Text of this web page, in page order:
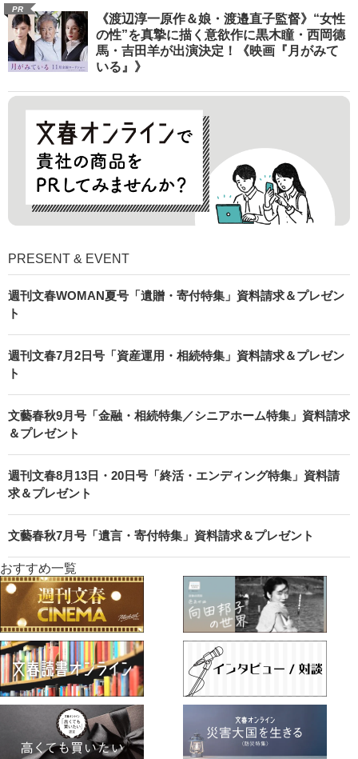
PR
《渡辺淳一原作＆娘・渡邉直子監督》“女性
の性”を真摯に描く意欲作に黒木瞳・西岡德
馬・吉田羊が出演決定！《映画『月がみて
いる』》
PRESENT & EVENT
週刊文春WOMAN夏号「遺贈・寄付特集」資料請求＆プレゼン
ト
週刊文春7月2日号「資産運用・相続特集」資料請求＆プレゼン
ト
文藝春秋9月号「金融・相続特集／シニアホーム特集」資料請求
＆プレゼント
週刊文春8月13日・20日号「終活・エンディング特集」資料請
求＆プレゼント
文藝春秋7月号「遺言・寄付特集」資料請求＆プレゼント
おすすめ一覧